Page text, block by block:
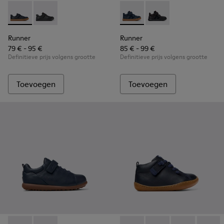
Runner - K800319-006 - Blauwe sneakers van leer en
Runner - K800319-001
Runner
79 € - 95 €
Definitieve prijs volgens grootte
Toevoegen
Runner - K900384-001 -
Runner - K900384-
Runner
85 € - 99 €
Definitieve prijs volgens grootte
Toevoegen